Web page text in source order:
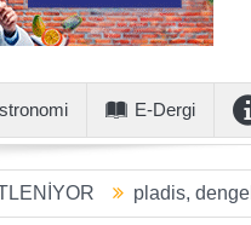
E-Dergi
pladis, dengeli